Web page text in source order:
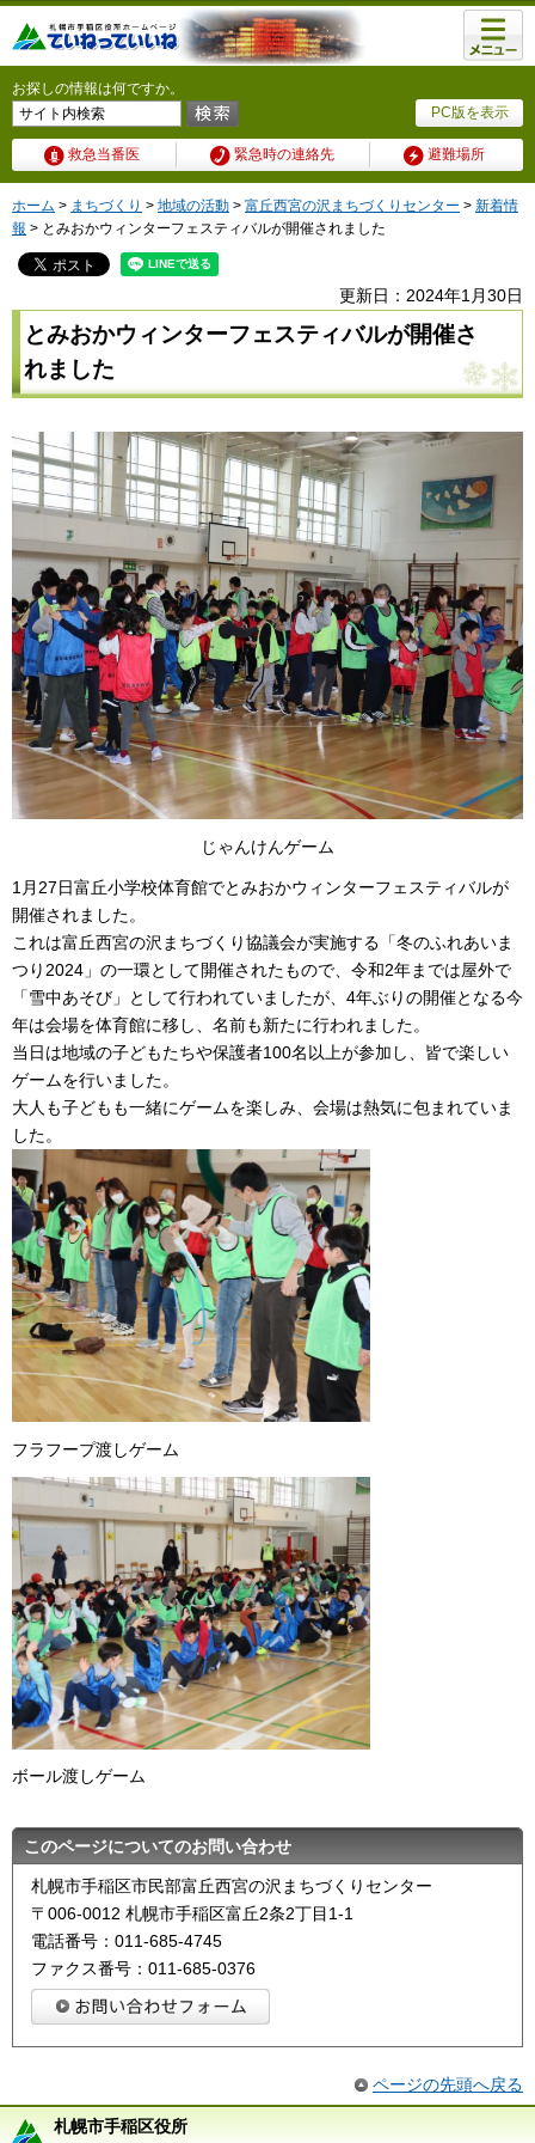
PC版を表示
お探しの情報は何ですか。
救急当番医 緊急時の連絡先 避難場所
メニュ
ー
ホーム > まちづくり > 地域の活動 > 富丘西宮の沢まちづくりセンター > 新着情
報 > とみおかウィンターフェスティバルが開催されました
更新日：2024年1月30日
とみおかウィンターフェスティバルが開催さ
れました
じゃんけんゲーム
1月27日富丘小学校体育館でとみおかウィンターフェスティバルが
開催されました。
これは富丘西宮の沢まちづくり協議会が実施する「冬のふれあいま
つり2024」の一環として開催されたもので、令和2年までは屋外で
「雪中あそび」として行われていましたが、4年ぶりの開催となる今
年は会場を体育館に移し、名前も新たに行われました。
当日は地域の子どもたちや保護者100名以上が参加し、皆で楽しい
ゲームを行いました。
大人も子どもも一緒にゲームを楽しみ、会場は熱気に包まれていま
した。
フラフープ渡しゲーム
ボール渡しゲーム
このページについてのお問い合わせ
札幌市手稲区市民部富丘西宮の沢まちづくりセンター
〒006-0012 札幌市手稲区富丘2条2丁目1-1
電話番号：011-685-4745
ファクス番号：011-685-0376
ページの先頭へ戻る
札幌市手稲区役所